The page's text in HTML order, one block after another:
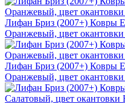
Лифан Бриз (2007+) Ковры
Оранжевый, цвет
Лифан Бриз (2007+) Ковры
Оранжевый, цвет